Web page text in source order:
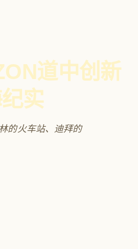
道中创新
实
的火车站、迪拜的